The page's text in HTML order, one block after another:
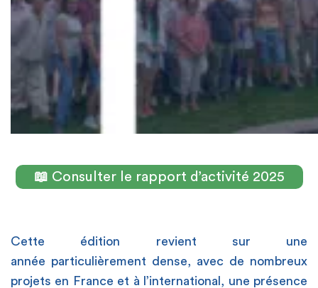
📖 Consulter le rapport d’activité 2025
Cette édition revient sur une
année particulièrement dense , avec de nombreux
projets en France et à l’international, une présence